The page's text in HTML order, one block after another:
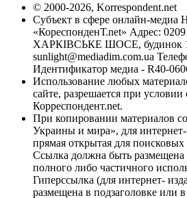
© 2000-2026, Korrespondent.net
Субъект в сфере онлайн-медиа
«КореспонденТ.net» Адрес:
ХАРКІВСЬКЕ ШОСЕ, будинок
sunlight@mediadim.com.ua
Идентификатор медиа - R40-
Использование любых
сайте, разрешается при
Корреспондент.net.
При копировании материалов
Украины и мира», для интернет-
прямая открытая для
Ссылка должна быть размещена
полного либо частичного
Гиперссылка (для интернет-
размещена в подзаголовке или